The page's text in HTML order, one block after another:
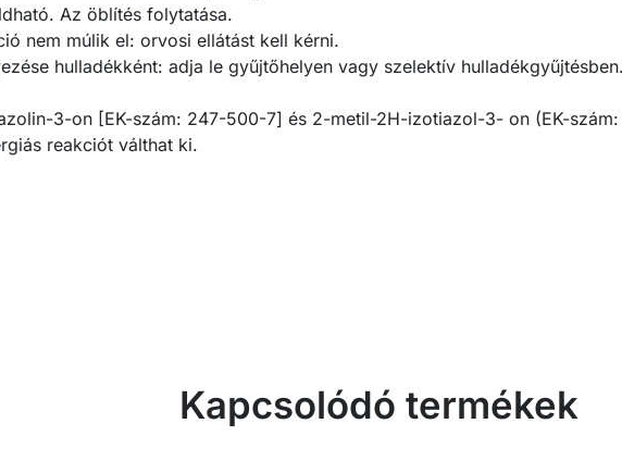
Az öblítés folytatása.
nem múlik el: orvosi ellátást kell kérni.
hulladékként: adja le gyűjtőhelyen vagy szelektív hulladékgyűjtésben.
3-on [EK-szám: 247-500-7] és 2-metil-2H-izotiazol-3- on (EK-
reakciót válthat ki.
Kapcsolódó termékek